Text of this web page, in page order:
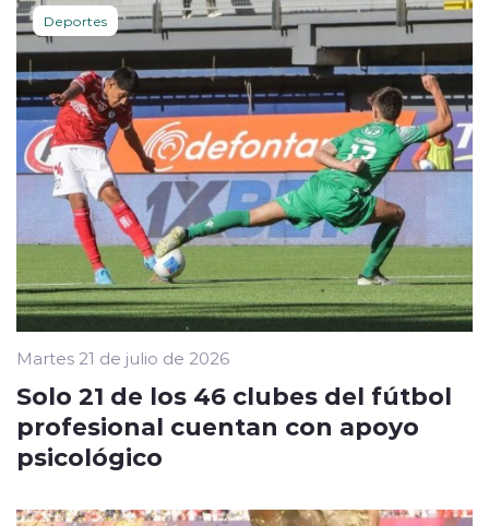
Deportes
Martes 21 de julio de 2026
Solo 21 de los 46 clubes del fútbol
profesional cuentan con apoyo
psicológico